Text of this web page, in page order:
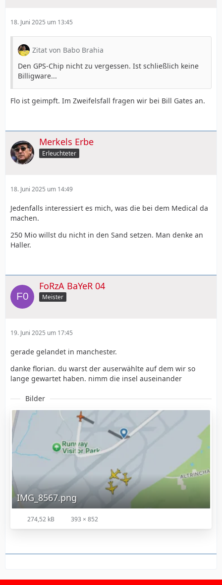
18. Juni 2025 um 13:45
Zitat von Babo Brahia
Den GPS-Chip nicht zu vergessen. Ist schließlich keine
Billigware...
Flo ist geimpft. Im Zweifelsfall fragen wir bei Bill Gates an.
Merkels Erbe
Erleuchteter
18. Juni 2025 um 14:49
Jedenfalls interessiert es mich, was die bei dem Medical da
machen.
250 Mio willst du nicht in den Sand setzen. Man denke an
Haller.
FoRzA BaYeR 04
Meister
19. Juni 2025 um 17:45
gerade gelandet in manchester.
danke florian. du warst der auserwählte auf dem wir so
lange gewartet haben. nimm die insel auseinander
Bilder
IMG_8567.png
274,52 kB 393 × 852